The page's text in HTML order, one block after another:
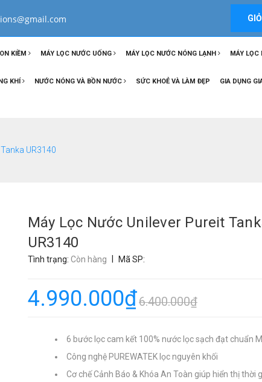
KIỀM MÁY LỌC NƯỚC UỐNG MÁY LỌC NƯỚC NÓNG LẠNH MÁY
KHÍ NƯỚC NÓNG VÀ BỒN NƯỚC SỨC KHOẺ VÀ LÀM ĐẸP GIA DỤNG
UR3140
Máy Lọc Nước Unilever Pureit
UR3140
Tình trạng: Còn hàng Mã SP:
4.990.000₫6.400.000₫
6 bước lọc cam kết 100% nước lọc sạch đạt chuẩn
Công nghệ PUREWATEK lọc nguyên khối
Cơ chế Cảnh Báo & Khóa An Toàn giúp hiển thị thời